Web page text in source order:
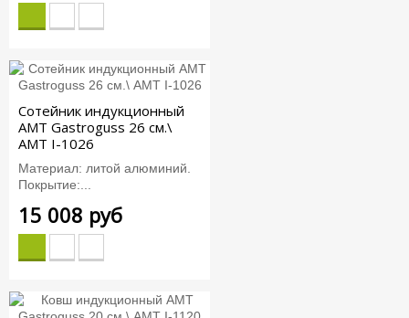
Сотейник индукционный
AMT Gastroguss 26 см.\
AMT I-1026
Материал: литой алюминий.
Покрытие:...
15 008 руб